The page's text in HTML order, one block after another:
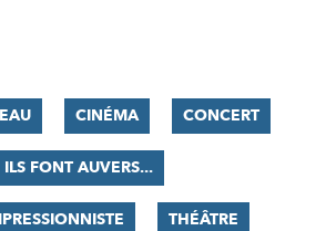
CINÉMA CONCERT
ILS FONT AUVERS...
THÉÂTRE